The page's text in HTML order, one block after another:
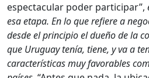
espectacular poder participar”,
esa etapa. En lo que refiere a
desde el principio el dueño de la
que Uruguay tenía, tiene, y va a
características muy favorables